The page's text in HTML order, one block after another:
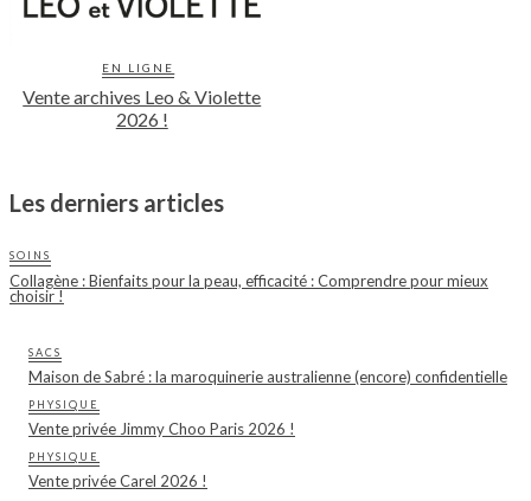
EN LIGNE
Vente archives Leo & Violette
2026 !
Les derniers articles
SOINS
Collagène : Bienfaits pour la peau, efficacité : Comprendre pour mieux
choisir !
SACS
Maison de Sabré : la maroquinerie australienne (encore) confidentielle
PHYSIQUE
Vente privée Jimmy Choo Paris 2026 !
PHYSIQUE
Vente privée Carel 2026 !